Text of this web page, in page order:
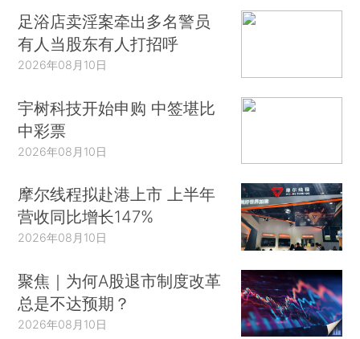
足浴店卖淫案牵出多名警员
有人当股东有人打招呼
2026年08月10日
宇树科技开始申购 中签堪比
中彩票
2026年08月10日
摩尔线程拟赴港上市 上半年
营收同比增长147%
2026年08月10日
聚焦｜为何A股退市制度改革
总是不达预期？
2026年08月10日